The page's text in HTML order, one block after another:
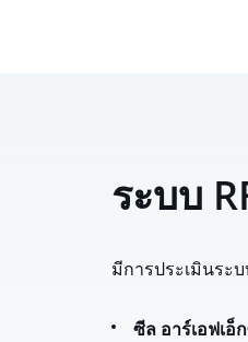
ระบบ
มีการประเมินระ
ซีล อาร์เอฟเอ็